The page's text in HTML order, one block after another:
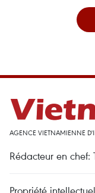
AGENCE VIETNAMIENNE
Rédacteur en chef: